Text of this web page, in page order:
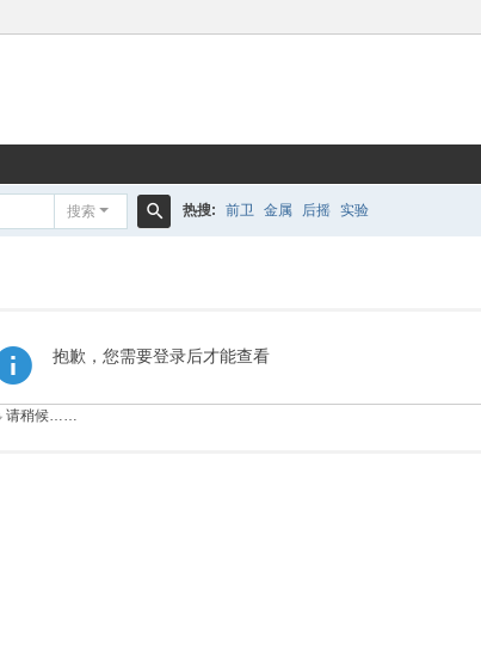
搜索 热搜: 前卫 金属 后摇 实验
抱歉，您需要登录后才能查看
请稍候……